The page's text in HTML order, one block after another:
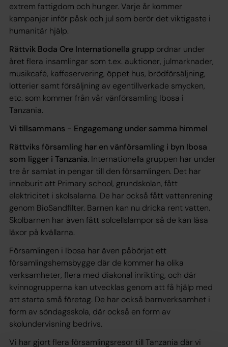
extrem fattigdom och hunger. Varje år kommer
kampanjer inför påsk och jul som berör det viktigaste i
humanitär hjälp.
Rättvik Boda Ore Internationella grupp ordnar under
året flera insamlingar som t.ex. auktioner, julmarknader,
musikcafé, kaffeservering, öppet hus, brödförsäljning,
lotterier samt försäljning av egentillverkade smycken,
etc. som kommer från vår vänförsamling Ibosa i
Tanzania.
Vi tillsammans - Engagemang under samma himmel
Rättviks församling har en vänförsamling i byn Ibosa
som ligger i Tanzania. Internationella gruppen har under
tre år samlat in pengar till den församlingen. Det har
inneburit att Primary school, grundskolan, fått
elektricitet i skolsalarna. De har också fått vattenrening
genom BioSandfilter. Barnen kan nu dricka rent vatten.
Skolbarnen har även fått solcellslampor så de kan läsa
läxor på kvällarna.
Församlingen i Ibosa har även påbörjat ett
församlingshemsbygge där de kommer ha olika
verksamheter, flera med diakonal inrikting, och där
kvinnogrupperna kan utvecklas genom att få hjälp med
att starta små företag. De har också barnverksamhet i
form av söndagsskola, där också en form av
skolundervisning bedrivs.
Vi har gjort flera församlingsresor till Tanzania där vi